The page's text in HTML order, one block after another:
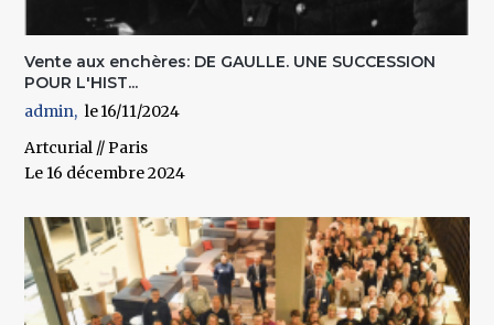
Vente aux enchères: DE GAULLE. UNE SUCCESSION
POUR L'HIST...
admin
16/11/2024
Artcurial // Paris
Le 16 décembre 2024